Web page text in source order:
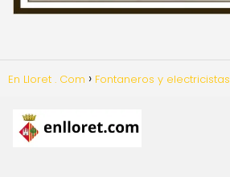
En Lloret . Com Fontaneros y electricistas